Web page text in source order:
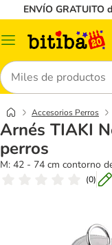
ENVÍO GRATUITO
Menú
Buscar
Accesorios Perros
Arnés TIAKI
perros
M: 42 - 74 cm contorno
(0)